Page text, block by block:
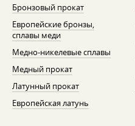
Бронзовый прокат
Европейские бронзы,
сплавы меди
Медно-никелевые сплавы
Медный прокат
Латунный прокат
Европейская латунь